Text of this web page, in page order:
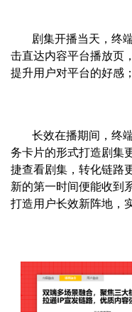
剧集开播当天，终
击直达内容平台播放页
提升用户对平台的好感；
长效在播期间，终
务卡片的形式打造剧集
捷查看剧集，转化链路
新的第一时间便能收到
打造用户长效新阵地，